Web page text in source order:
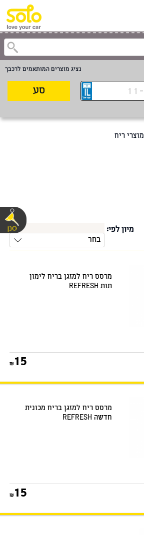
נציג מוצרים המותאמים לרכבך
סע
מוצרי ריח
מיון לפי:
בחר
מרסס ריח למזגן בריח לימון
תות REFRESH
15
מרסס ריח למזגן בריח מכונית
חדשה REFRESH
15